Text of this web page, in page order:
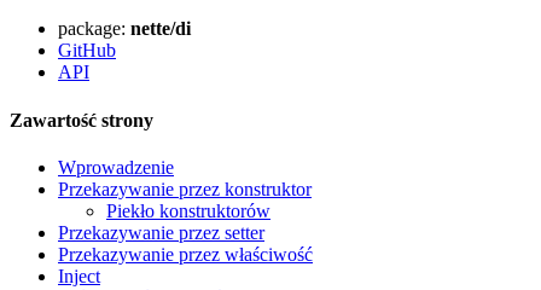
package: nette/di
GitHub
API
Zawartość strony
Wprowadzenie
Przekazywanie przez konstruktor
Piekło konstruktorów
Przekazywanie przez setter
Przekazywanie przez właściwość
Inject